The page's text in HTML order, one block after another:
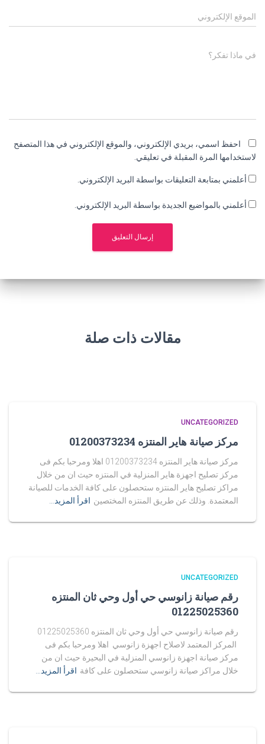
الموقع الإلكتروني
في ماذا تفكر؟
احفظ اسمي، بريدي الإلكتروني، والموقع الإلكتروني في هذا المتصفح
لاستخدامها المرة المقبلة في تعليقي.
أعلمني بمتابعة التعليقات بواسطة البريد الإلكتروني.
أعلمني بالمواضيع الجديدة بواسطة البريد الإلكتروني.
مقالات ذات صلة
UNCATEGORIZED
مركز صيانة هاير المنتزه 01200373234
مركز صيانة هاير المنتزه 01200373234 اهلا ومرحبا بكم فى
مركز تصليح اجهزة هاير المنزلية في المنتزه حيث ان من خلال
مراكز تصليح هاير المنتزه ستحصلون على كافة الخدمات للصيانة
المعتمدة. وذلك عن طريق المنتزه المختصين اقرأ المزيد…
UNCATEGORIZED
رقم صيانة زانوسي حي أول وحي ثان المنتزه
01225025360
رقم صيانة زانوسي حي أول وحي ثان المنتزه 01225025360
المركز المعتمد لاصلاح اجهزة زانوسي اهلا ومرحبا بكم فى
مركز صيانة اجهزة زانوسي المنزلية في البحيرة حيث ان من
خلال مراكز صيانة زانوسي ستحصلون على كافة اقرأ المزيد…